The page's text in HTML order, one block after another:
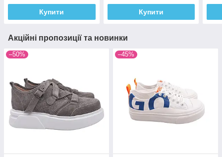
Купити Купити
Акційні пропозиції та новинки
–50% –45%